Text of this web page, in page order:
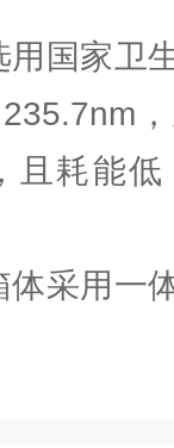
国家卫
且耗能
采用一